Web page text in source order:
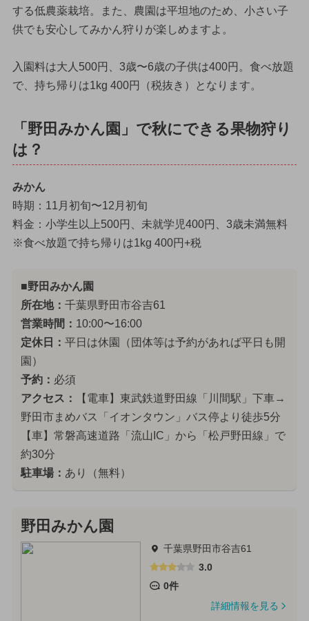
する低農薬栽培。また、農園は平坦地のため、小さい子
供でも安心してみかん狩りが楽しめますよ。
入園料は大人500円、3歳〜6歳の子供は400円。食べ放題
で、持ち帰りは1kg 400円（税抜き）となります。
「野田みかん園」で秋にできる果物狩り
は？
みかん
時期：11月初旬〜12月初旬
料金：小学生以上500円、未就学児400円、3歳未満無料
※食べ放題で持ち帰りは1kg 400円+税
■野田みかん園
所在地： 千葉県野田市谷吉61
営業時間： 10:00〜16:00
定休日： 平日は休園（団体等は予約があれば平日も開
園）
予約： 必須
アクセス：
【電車】東武鉄道野田線「川間駅」下車→
野田市まめバス「イオンタウン」バス停より徒歩5分
【車】常磐高速道路「流山IC」から「松戸野田線」で
約30分
駐車場： あり（無料）
野田みかん園
千葉県野田市谷吉61
3.0
0件
詳細情報を見る